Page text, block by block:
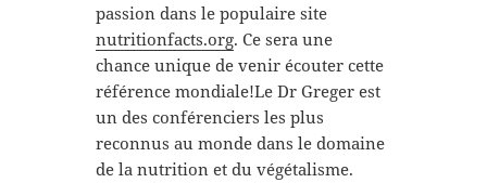
passion dans le populaire site
nutritionfacts.org. Ce sera une
chance unique de venir écouter cette
référence mondiale!Le Dr Greger est
un des conférenciers les plus
reconnus au monde dans le domaine
de la nutrition et du végétalisme.